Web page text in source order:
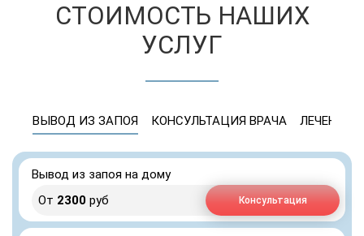
СТОИМОСТЬ НАШИХ
УСЛУГ
ВЫВОД ИЗ ЗАПОЯ КОНСУЛЬТАЦИЯ ВРАЧА ЛЕЧЕНИЕ
Вывод из запоя на дому
От 2300 руб Консультация